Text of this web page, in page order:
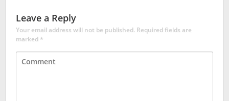
Leave a Reply
Your email address will not be published. Required fields are
marked*